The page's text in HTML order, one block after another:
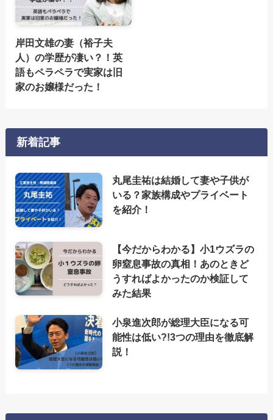
岸田文雄の妻（裕子夫
人）の学歴が凄い？！英
語もペラペラで実家は旧
家のお嬢様だった！
新着記事
丸尾圭祐は結婚して妻や子供が
いる？家族構成やプライベート
を紹介！
【今だからわかる】小1ウズラの
卵窒息事故の真相！あのときど
うすればよかったのか検証して
みた結果
小泉進次郎が総理大臣になる可
能性は低い?!3つの理由を徹底解
説！